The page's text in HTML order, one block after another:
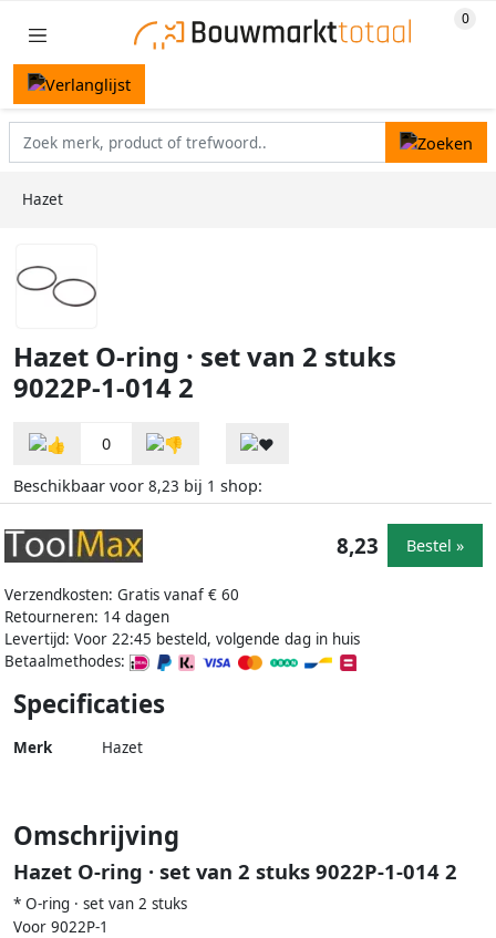
Hazet
Hazet O-ring · set van 2 stuks
9022P-1-014 2
0
Beschikbaar voor 8,23 bij 1 shop:
Verzendkosten: Gratis vanaf € 60
Retourneren: 14 dagen
Levertijd: Voor 22:45 besteld, volgende dag in huis
Betaalmethodes:
8,23 Bestel »
Specificaties
Merk Hazet
Omschrijving
Hazet O-ring · set van 2 stuks 9022P-1-014 2
* O-ring · set van 2 stuks
Voor 9022P-1